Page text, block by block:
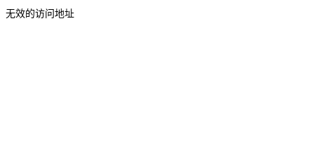
无效的访问地址